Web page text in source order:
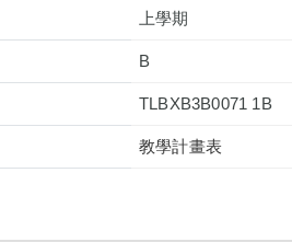
上學期
B
TLBXB3B0071 1B
教學計畫表